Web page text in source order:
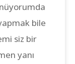
bile
siz bir
yanı